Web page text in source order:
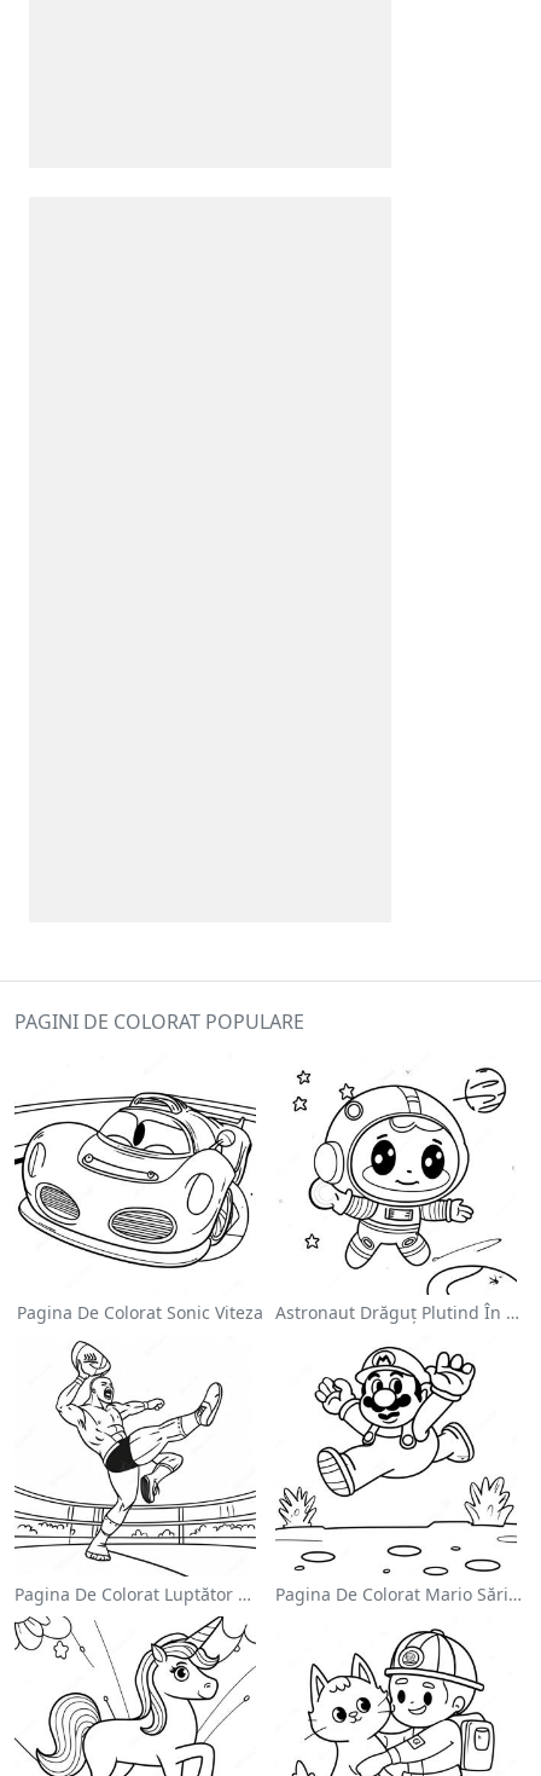
PAGINI DE COLORAT POPULARE
Pagina De Colorat Sonic Viteza Astronaut Drăguț Plutind În Spațiu - Pagina De Colorat
Pagina De Colorat Luptător Wwe Sărind Pe Inamic Pagina De Colorat Mario Sărind Peste Goombas